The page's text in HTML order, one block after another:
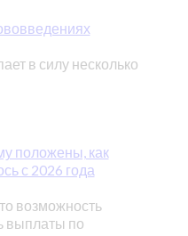
в силу несколько
положены, как
с 2026 года
возможность
выплаты по